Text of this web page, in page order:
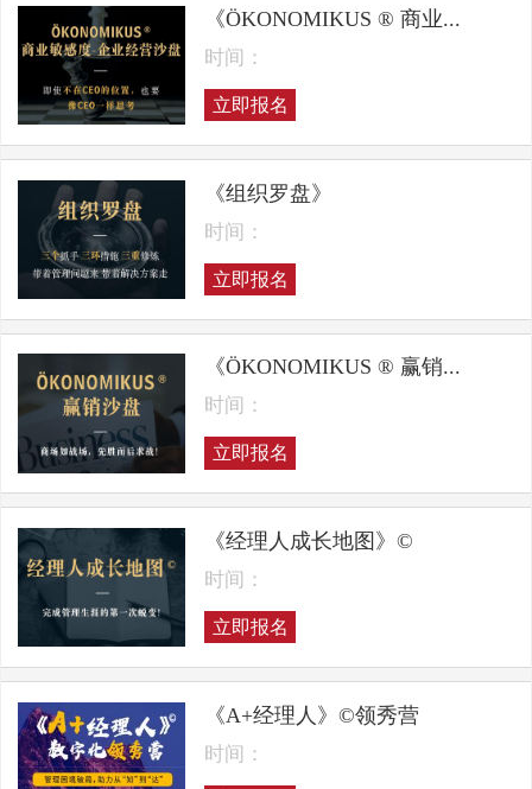
《ÖKONOMIKUS ® 商业...
时间：
立即报名
《组织罗盘》
时间：
立即报名
《ÖKONOMIKUS ® 赢销...
时间：
立即报名
《经理人成长地图》©
时间：
立即报名
《A+经理人》©领秀营
时间：